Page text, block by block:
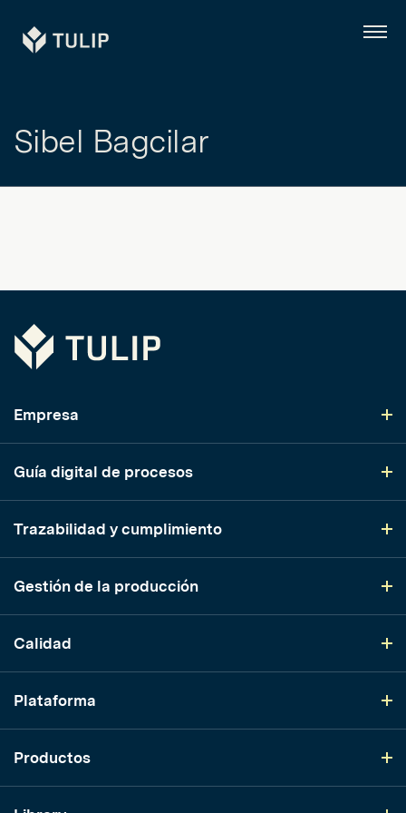
Tulip Menú
Sibel Bagcilar
Tulip
Empresa
Guía digital de procesos
Trazabilidad y cumplimiento
Gestión de la producción
Calidad
Plataforma
Productos